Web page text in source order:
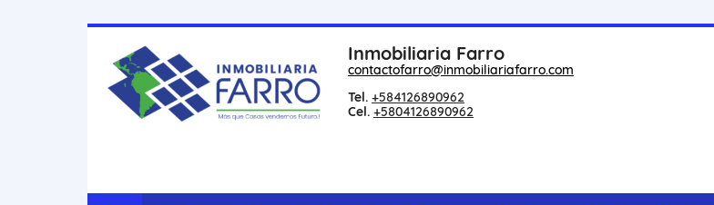
Inmobiliaria Farro
contactofarro@inmobiliariafarro.com
Tel. +584126890962
Cel. +5804126890962